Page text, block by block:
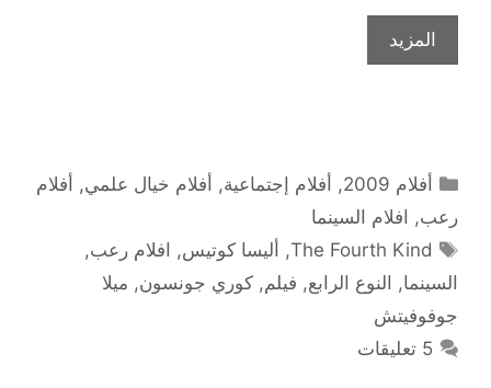
المزيد
التصنيفات
أفلام 2009 , أفلام إجتماعية, أفلام خيال علمي, أفلام
رعب, افلام السينما
الوسوم
The Fourth Kind
, أليسا كوتيس, افلام رعب,
السينما, النوع الرابع, فيلم, كوري جونسون, ميلا
جوفوفيتش
5 تعليقات